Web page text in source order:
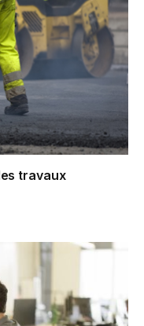
travaux